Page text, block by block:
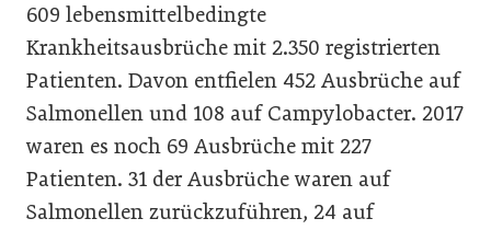
609 lebensmittelbedingte
Krankheitsausbrüche mit 2.350 registrierten
Patienten. Davon entfielen 452 Ausbrüche auf
Salmonellen und 108 auf Campylobacter. 2017
waren es noch 69 Ausbrüche mit 227
Patienten. 31 der Ausbrüche waren auf
Salmonellen zurückzuführen, 24 auf